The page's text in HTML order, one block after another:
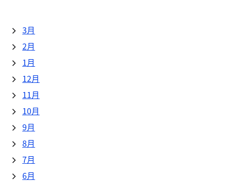
3月
2月
1月
12月
11月
10月
9月
8月
7月
6月